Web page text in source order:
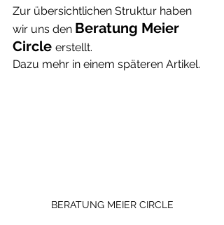
Zur übersichtlichen Struktur haben
wir uns den Beratung Meier
Circle erstellt.
Dazu mehr in einem späteren Artikel.
BERATUNG MEIER CIRCLE